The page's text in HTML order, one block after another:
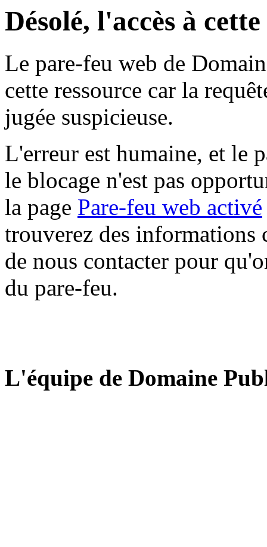
Désolé, l'accès à
Le pare-feu web de
cette ressource car la
jugée suspicieuse.
L'erreur est humaine, et le
le blocage n'est pas
la page Pare-feu web activé
trouverez des informations
de nous contacter pour
du pare-feu.
L'équipe de Domaine